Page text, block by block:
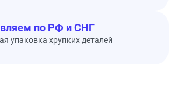
по РФ и СНГ
упаковка хрупких деталей